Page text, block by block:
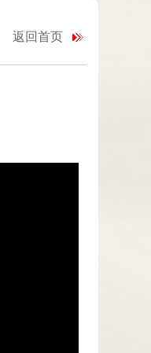
返回首页